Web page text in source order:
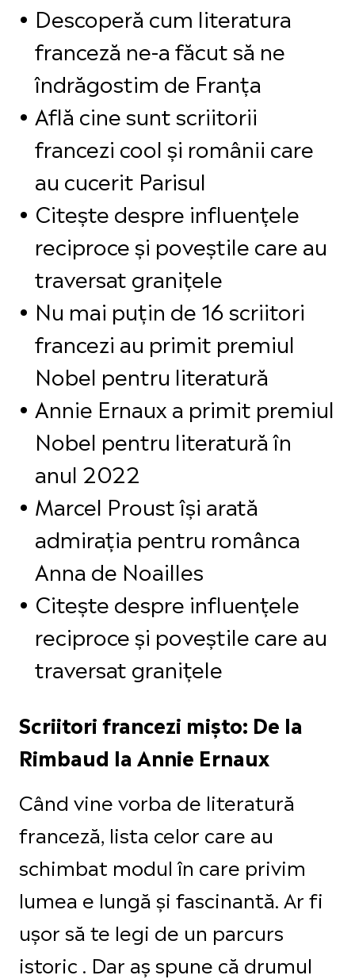
Descoperă cum literatura
franceză ne-a făcut să ne
îndrăgostim de Franța
Află cine sunt scriitorii
francezi cool și românii care
au cucerit Parisul
Citește despre influențele
reciproce și poveștile care au
traversat granițele
Nu mai puțin de 16 scriitori
francezi au primit premiul
Nobel pentru literatură
Annie Ernaux a primit premiul
Nobel pentru literatură în
anul 2022
Marcel Proust își arată
admirația pentru românca
Anna de Noailles
Citește despre influențele
reciproce și poveștile care au
traversat granițele
Scriitori francezi mișto: De la
Rimbaud la Annie Ernaux
Când vine vorba de literatură
franceză, lista celor care au
schimbat modul în care privim
lumea e lungă și fascinantă. Ar fi
ușor să te legi de un parcurs
istoric . Dar aș spune că drumul